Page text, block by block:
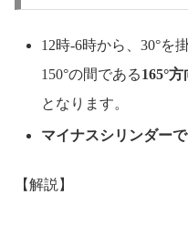
12時-6時から、30°を
150°の間である165°
となります。
マイナスシリンダー
【解説】